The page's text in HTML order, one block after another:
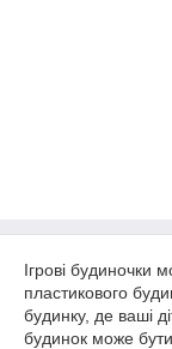
Ігрові будиночки
пластикового
будинку, де ваші
будинок може